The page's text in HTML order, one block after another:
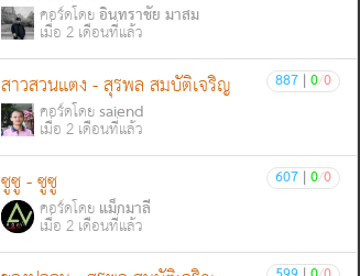
คอร์ดโดยอินทราชัย มาสม
เมื่อ 2 เดือนที่แล้ว
887 | 0/0
สาวสวนแตง - สุรพล สมบัติเจริญ
คอร์ดโดย saiend
เมื่อ 2 เดือนที่แล้ว
607 | 0/0
ซูซู - ซูซู
คอร์ดโดย แม็กมาลี
เมื่อ 2 เดือนที่แล้ว